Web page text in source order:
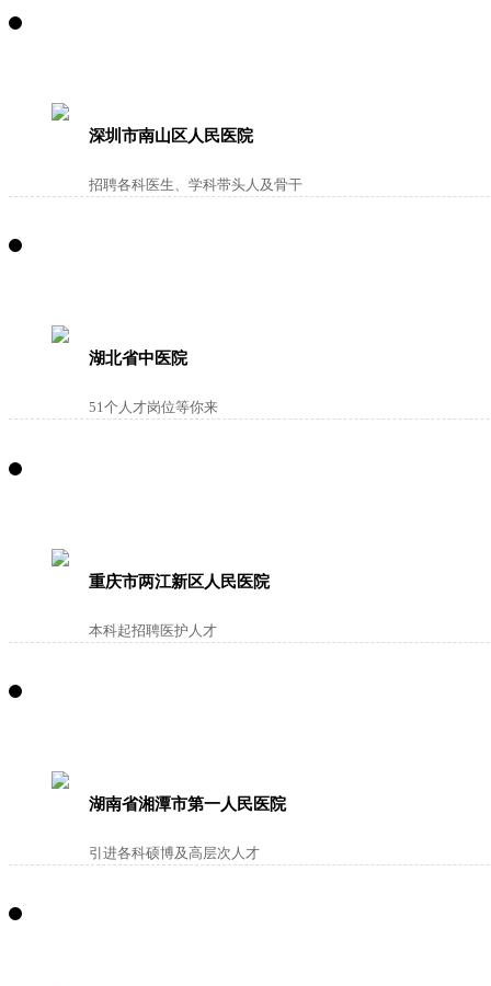
深圳市南山区人民医院
招聘各科医生、学科带头人及骨干
湖北省中医院
51个人才岗位等你来
重庆市两江新区人民医院
本科起招聘医护人才
湖南省湘潭市第一人民医院
引进各科硕博及高层次人才